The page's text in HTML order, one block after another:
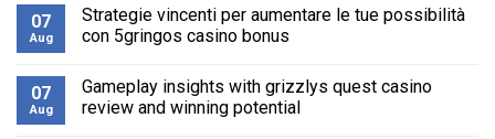
HACKED
BY
ANTONKILL
07
Aug
Strategie vincenti per aumentare le tue possibilità
con 5gringos casino bonus
on
Strategie
vincenti
07
Aug
Gameplay insights with grizzlys quest casino
review and winning potential